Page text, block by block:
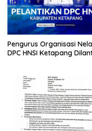
Pengurus Organisasi
DPC HNSI Ketapang